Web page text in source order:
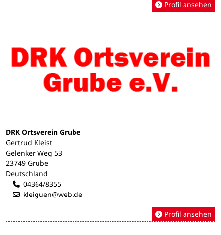
Profil ansehen
DRK Ortsverein Grube
Gertrud Kleist
Gelenker Weg 53
23749 Grube
Deutschland
04364/8355
kleiguen@web.de
Profil ansehen